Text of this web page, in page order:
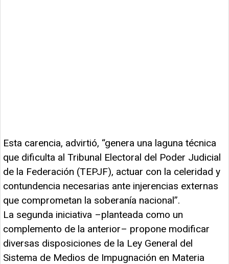
Esta carencia, advirtió, “genera una laguna técnica
que dificulta al Tribunal Electoral del Poder Judicial
de la Federación (TEPJF), actuar con la celeridad y
contundencia necesarias ante injerencias externas
que comprometan la soberanía nacional”.
La segunda iniciativa –planteada como un
complemento de la anterior– propone modificar
diversas disposiciones de la Ley General del
Sistema de Medios de Impugnación en Materia